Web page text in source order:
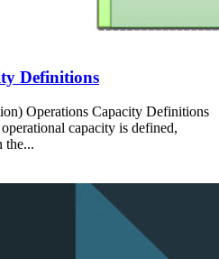
Definitions
Operations Capacity Definitions
capacity is defined,
the...